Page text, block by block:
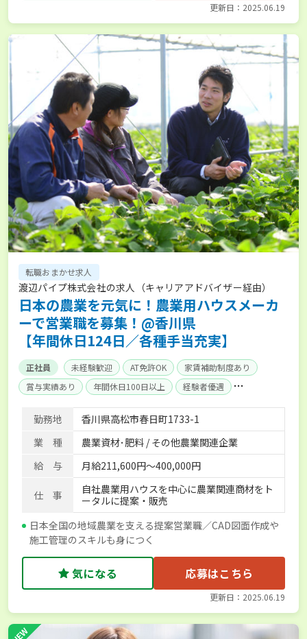
更新日：2025.06.19
転職おまかせ求人
渡辺パイプ株式会社の求人（キャリアアドバイザー経由）
日本の農業を元気に！農業用ハウスメーカ
ーで営業職を募集！@香川県
【年間休日124日／各種手当充実】
正社員 未経験歓迎 AT免許OK
家賃補助制度あり
賞与実績あり
年間休日100日以上
経験者優遇
産休･育休取得実績あり
社会保険完備 単身寮あり
勤務地
香川県高松市春日町1733-1
業 種
農業資材･肥料 / その他農業関連企業
給 与
月給211,600円～400,000円
仕 事
自社農業用ハウスを中心に農業関連商材をト
ータルに提案・販売
日本全国の地域農業を支える提案営業職／CAD図面作成や
施工管理のスキルも身につく
気になる 応募はこちら
更新日：2025.06.19